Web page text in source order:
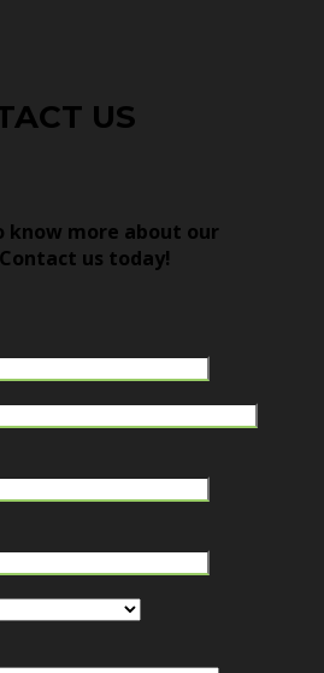
US
know more about our
us today!